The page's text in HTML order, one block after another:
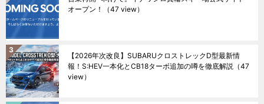
オープン！
（47 view）
【2026年次改良】SUBARUクロストレックD型最新情
報！S:HEV一本化とCB18ターボ追加の噂を徹底解説 （47
view）